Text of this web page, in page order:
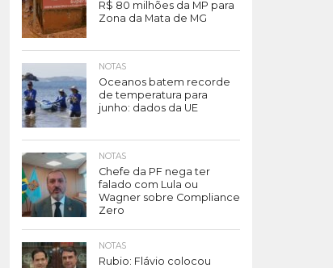
R$ 80 milhões da MP para
Zona da Mata de MG
NOTAS
Oceanos batem recorde
de temperatura para
junho: dados da UE
NOTAS
Chefe da PF nega ter
falado com Lula ou
Wagner sobre Compliance
Zero
NOTAS
Rubio: Flávio colocou